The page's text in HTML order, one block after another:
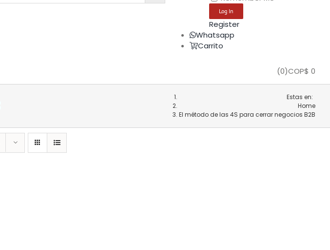
Register
Whatsapp
Carrito
(0)COP$ 0
Estas en:
Home
El método de las 4S para cerrar negocios B2B